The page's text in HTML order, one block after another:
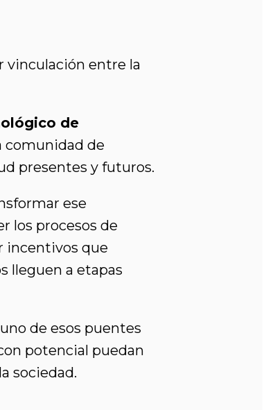
vinculación entre la
de
comunidad de
presentes y futuros.
ese
los procesos de
incentivos que
lleguen a etapas
de esos puentes
potencial puedan
sociedad.